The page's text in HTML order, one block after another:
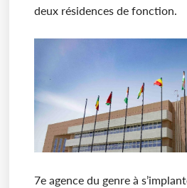
deux résidences de fonction.
7e agence du genre à